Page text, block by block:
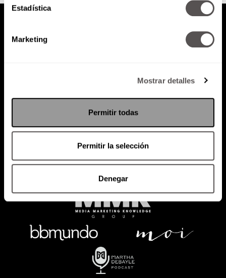
Estadística
Marketing
Mostrar detalles
Permitir todas
Permitir la selección
Denegar
Política de Privacidad
PODCAST RADIO MARTHA EVENTOS
SACA TU ID